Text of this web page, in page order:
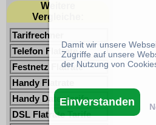
Weitere
Vergleiche:
Tarifrechner
Telefon Flatrate
Festnetz Flatrate
Handy Flatrate
Handy Datentarife
DSL Flatrate Tarife
Damit wir unsere
Zugriffe auf unsere
der Nutzung von
Einverstanden